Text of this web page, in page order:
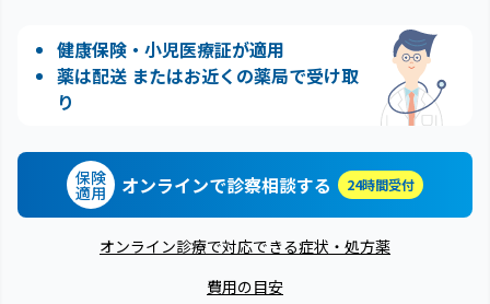
健康保険・小児医療証が適用
薬は配送 またはお近くの薬局で受け取
り
保険
適用 オンラインで診察相談する 24時間受付
オンライン診療で対応できる症状・処方薬
費用の目安